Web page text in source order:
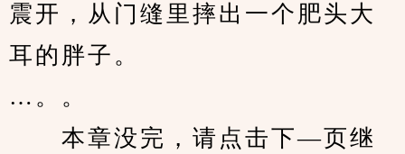
震开，从门缝里摔出一个肥头大
耳的胖子。
…。。
本章没完，请点击下—页继